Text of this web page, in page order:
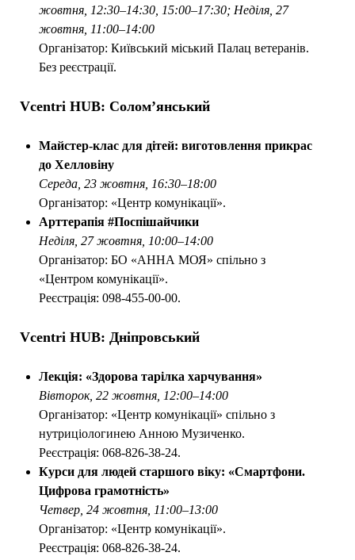
жовтня, 12:30–14:30, 15:00–17:30; Неділя, 27
жовтня, 11:00–14:00
Організатор: Київський міський Палац ветеранів.
Без реєстрації.
Vcentri HUB: Солом’янський
Майстер-клас для дітей: виготовлення прикрас
до Хелловіну
Середа, 23 жовтня, 16:30–18:00
Організатор: «Центр комунікації».
Арттерапія #Поспішайчики
Неділя, 27 жовтня, 10:00–14:00
Організатор: БО «АННА МОЯ» спільно з
«Центром комунікації».
Реєстрація: 098-455-00-00.
Vcentri HUB: Дніпровський
Лекція: «Здорова тарілка харчування»
Вівторок, 22 жовтня, 12:00–14:00
Організатор: «Центр комунікації» спільно з
нутриціологинею Анною Музиченко.
Реєстрація: 068-826-38-24.
Курси для людей старшого віку: «Смартфони.
Цифрова грамотність»
Четвер, 24 жовтня, 11:00–13:00
Організатор: «Центр комунікації».
Реєстрація: 068-826-38-24.